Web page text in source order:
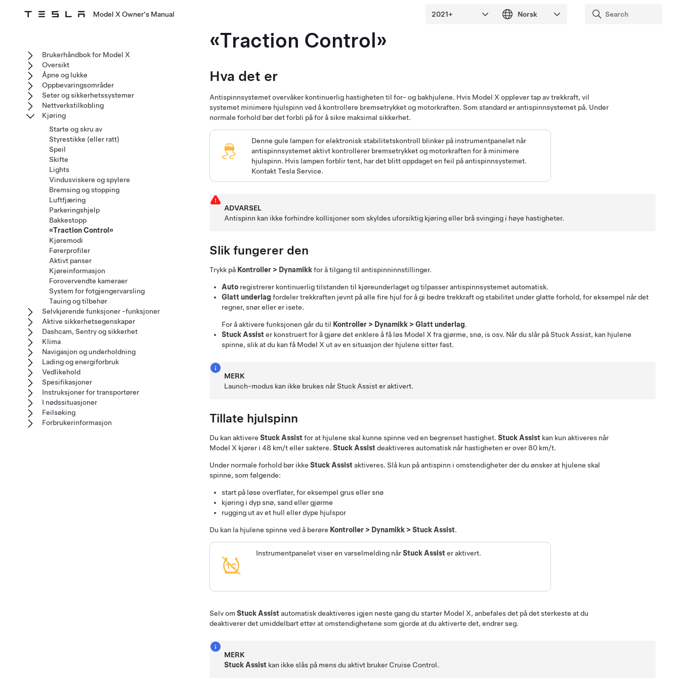
Model X Owner's Manual
«Traction Control»
Hva det er
Antispinnsystemet overvåker kontinuerlig hastigheten til for- og bakhjulene. Hvis Model X opplever tap av trekkraft, vil
systemet minimere hjulspinn ved å kontrollere bremsetrykket og motorkraften. Som standard er antispinnsystemet på. Under
normale forhold bør det forbli på for å sikre maksimal sikkerhet.
Denne gule lampen for elektronisk stabilitetskontroll blinker på instrumentpaneletnår
antispinnsystemet aktivt kontrollerer bremsetrykket og motorkraften for å minimere
hjulspinn. Hvis lampen forblir tent, har det blitt oppdaget en feil på antispinnsystemet.
Kontakt Tesla Service.
ADVARSEL
Antispinn kan ikke forhindre kollisjoner som skyldes uforsiktig kjøring eller brå svinging i høye hastigheter.
Slik fungerer den
Trykk på Kontroller > Dynamikkfor å tilgang til antispinninnstillinger.
Auto registrerer kontinuerlig tilstanden til kjøreunderlaget og tilpasser antispinnsystemet automatisk.
Glatt underlag fordeler trekkraften jevnt på alle fire hjul for å gi bedre trekkraft og stabilitet under glatte forhold, for eksempel når det
regner, snør eller er isete.
For å aktivere funksjonen går du til Kontroller > Dynamikk > Glatt underlag.
Stuck Assist er konstruert for å gjøre det enklere å få løs Model X fra gjørme, snø, is osv. Når du slår på Stuck Assist, kan hjulene
spinne, slik at du kan få Model X ut av en situasjon der hjulene sitter fast.
MERK
Launch-modus kan ikke brukes når Stuck Assist er aktivert.
Tillate hjulspinn
Du kan aktivere Stuck Assist for at hjulene skal kunne spinne ved en begrenset hastighet. Stuck Assist kan kun aktiveres når
Model X kjører i 48 km/teller saktere. Stuck Assist deaktiveres automatisk når hastigheten er over80 km/t.
Under normale forhold bør ikke Stuck Assist aktiveres. Slå kun på antispinn i omstendigheter der du ønsker at hjulene skal
spinne, som følgende:
start på løse overflater, for eksempel grus eller snø
kjøring i dyp snø, sand eller gjørme
rugging ut av et hull eller dype hjulspor
Du kan la hjulene spinne ved å berøre Kontroller > Dynamikk > Stuck Assist.
Instrumentpanelet viser en varselmelding nårStuck Assist er aktivert.
Selv om Stuck Assist automatisk deaktiveres igjen neste gang du starter Model X, anbefales det på det sterkeste at du
deaktiverer det umiddelbart etter at omstendighetene som gjorde at du aktiverte det, endrer seg.
MERK
Stuck Assist kan ikke slås på mens du aktivt bruker Cruise Control.
Brukerhåndbok for Model X
Oversikt
Åpne og lukke
Oppbevaringsområder
Seter og sikkerhetssystemer
Nettverkstilkobling
Kjøring
Starte og skru av
Styrestikke (eller ratt)
Speil
Skifte
Lights
Vindusviskere og spylere
Bremsing og stopping
Luftfjæring
Parkeringshjelp
Bakkestopp
«Traction Control»
Kjøremodi
Førerprofiler
Aktivt panser
Kjøreinformasjon
Forovervendte kameraer
System for fotgjengervarsling
Tauing og tilbehør
Selvkjørende funksjoner -funksjoner
Aktive sikkerhetsegenskaper
Dashcam, Sentry og sikkerhet
Klima
Navigasjon og underholdning
Lading og energiforbruk
Vedlikehold
Spesifikasjoner
Instruksjoner for transportører
I nødssituasjoner
Feilsøking
Forbrukerinformasjon